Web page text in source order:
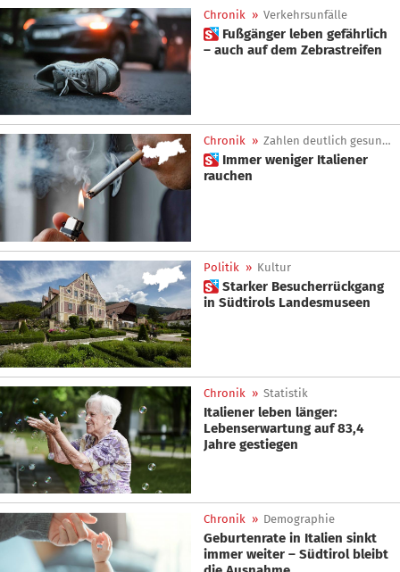
Chronik » Verkehrsunfälle
 Fußgänger leben gefährlich
– auch auf dem Zebrastreifen
Chronik » Zahlen deutlich gesunken
 Immer weniger Italiener
rauchen
Politik » Kultur
 Starker Besucherrückgang
in Südtirols Landesmuseen
Chronik » Statistik
Italiener leben länger:
Lebenserwartung auf 83,4
Jahre gestiegen
Chronik » Demographie
Geburtenrate in Italien sinkt
immer weiter – Südtirol bleibt